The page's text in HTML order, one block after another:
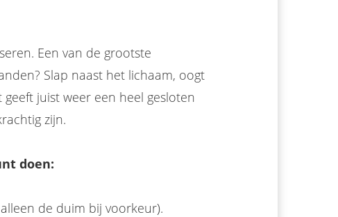
Een van de grootste
Slap naast het lichaam, oogt
juist weer een heel gesloten
zijn.
doen:
de duim bij voorkeur).